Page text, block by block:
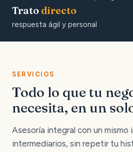
Trato directo
respuesta ágil y personal
SERVICIOS
Todo lo que tu
necesita, en un
Asesoría integral con un mismo
intermediarios, sin repetir tu